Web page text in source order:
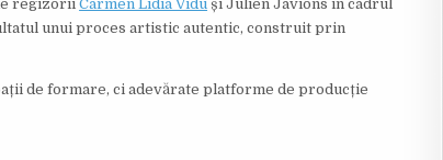
regizoriiCarmen Lidia Vidu și Julien Javions în cadrul
unui proces artistic autentic, construit prin
de formare, ci adevărate platforme de producție